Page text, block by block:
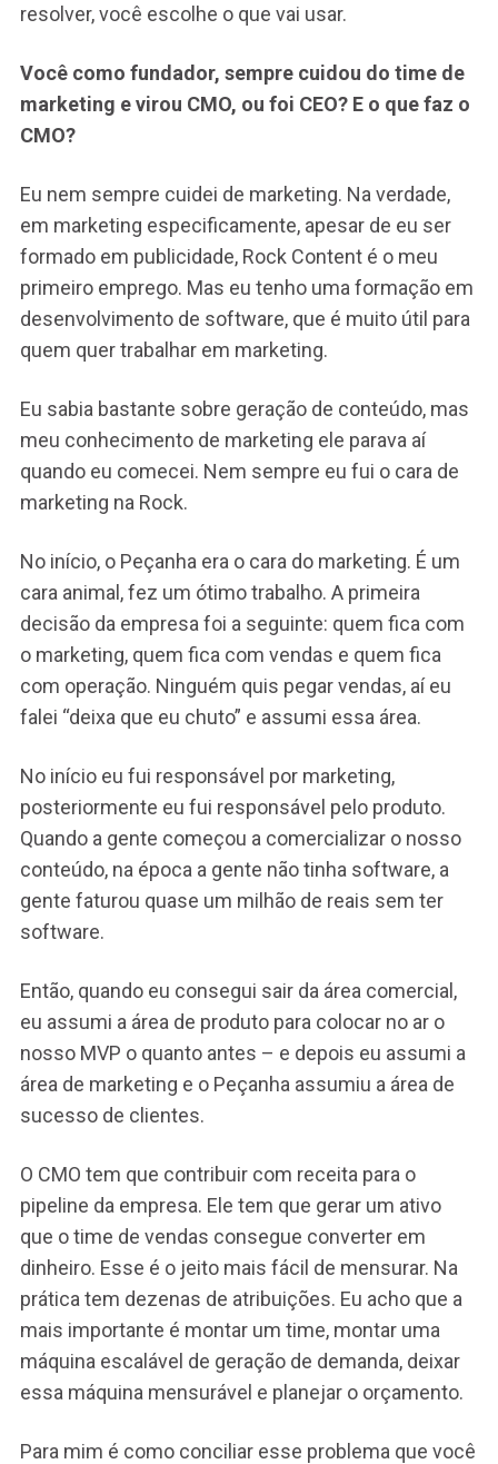
resolver, você escolhe o que vai usar.
Você como fundador, sempre cuidou do time de
marketing e virou CMO, ou foi CEO? E o que faz o
CMO?
Eu nem sempre cuidei de marketing. Na verdade,
em marketing especificamente, apesar de eu ser
formado em publicidade, Rock Content é o meu
primeiro emprego. Mas eu tenho uma formação em
desenvolvimento de software, que é muito útil para
quem quer trabalhar em marketing.
Eu sabia bastante sobre geração de conteúdo, mas
meu conhecimento de marketing ele parava aí
quando eu comecei. Nem sempre eu fui o cara de
marketing na Rock.
No início, o Peçanha era o cara do marketing. É um
cara animal, fez um ótimo trabalho. A primeira
decisão da empresa foi a seguinte: quem fica com
o marketing, quem fica com vendas e quem fica
com operação. Ninguém quis pegar vendas, aí eu
falei “deixa que eu chuto” e assumi essa área.
No início eu fui responsável por marketing,
posteriormente eu fui responsável pelo produto.
Quando a gente começou a comercializar o nosso
conteúdo, na época a gente não tinha software, a
gente faturou quase um milhão de reais sem ter
software.
Então, quando eu consegui sair da área comercial,
eu assumi a área de produto para colocar no ar o
nosso MVP o quanto antes – e depois eu assumi a
área de marketing e o Peçanha assumiu a área de
sucesso de clientes.
O CMO tem que contribuir com receita para o
pipeline da empresa. Ele tem que gerar um ativo
que o time de vendas consegue converter em
dinheiro. Esse é o jeito mais fácil de mensurar. Na
prática tem dezenas de atribuições. Eu acho que a
mais importante é montar um time, montar uma
máquina escalável de geração de demanda, deixar
essa máquina mensurável e planejar o orçamento.
Para mim é como conciliar esse problema que você